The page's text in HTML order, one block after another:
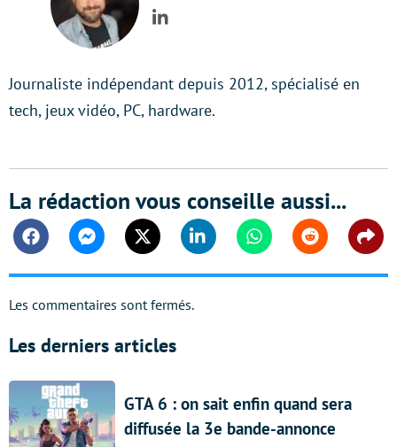
LinkedIn
Journaliste indépendant depuis 2012, spécialisé en
tech, jeux vidéo, PC, hardware.
La rédaction vous conseille aussi...
FacebookMessengerTwitter Linkedin WhatsappReddit
Les commentaires sont fermés.
Les derniers articles
GTA 6 : on sait enfin quand sera
diffusée la 3e bande-annonce